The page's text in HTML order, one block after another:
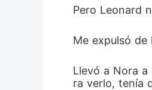
Pero Leonard
Me expulsó
Llevó a Nora
ra verlo, tenía